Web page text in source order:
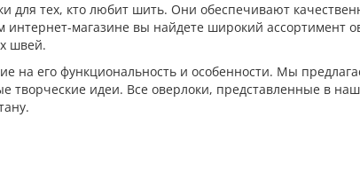
тех, кто любит шить. Они обеспечивают
магазине вы найдете широкий ассортимент
швей.
на его функциональность и особенности. Мы
творческие идеи. Все оверлоки, представленные в